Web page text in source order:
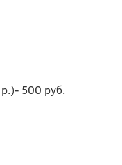
500 руб.
BAUER S24
R GLD JR